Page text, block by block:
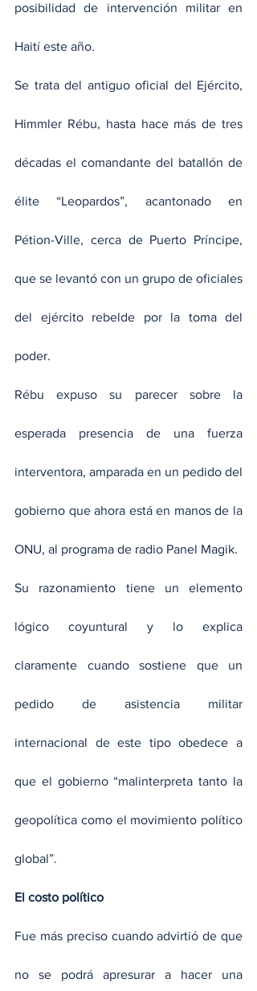
posibilidad de intervención militar en
Haití este año.
Se trata del antiguo oficial del Ejército,
Himmler Rébu, hasta hace más de tres
décadas el comandante del batallón de
élite “Leopardos”, acantonado en
Pétion-Ville, cerca de Puerto Príncipe,
que se levantó con un grupo de oficiales
del ejército rebelde por la toma del
poder.
Rébu expuso su parecer sobre la
esperada presencia de una fuerza
interventora, amparada en un pedido del
gobierno que ahora está en manos de la
ONU, al programa de radio Panel Magik.
Su razonamiento tiene un elemento
lógico coyuntural y lo explica
claramente cuando sostiene que un
pedido de asistencia militar
internacional de este tipo obedece a
que el gobierno “malinterpreta tanto la
geopolítica como el movimiento político
global”.
El costo político
Fue más preciso cuando advirtió de que
no se podrá apresurar a hacer una